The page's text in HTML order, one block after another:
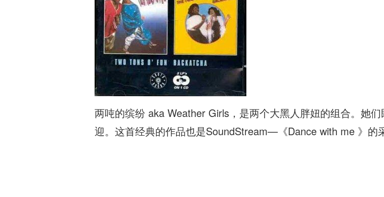
两吨的缤纷 aka Weather Girls，是两个大黑人胖妞的组合。她
迎。这首经典的作品也是SoundStream—《Dance with me 》的